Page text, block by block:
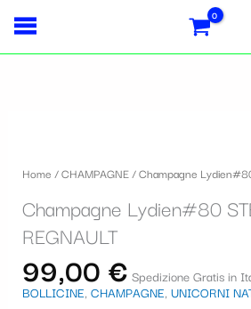
contenuto
Home /CHAMPAGNE/ Champagne
Champagne Lydien#80
REGNAULT
99,00 € Spedizione Gratis in
BOLLICINE, CHAMPAGNE, UNICORNI
REGNAULT
S
o
n
a
u
n